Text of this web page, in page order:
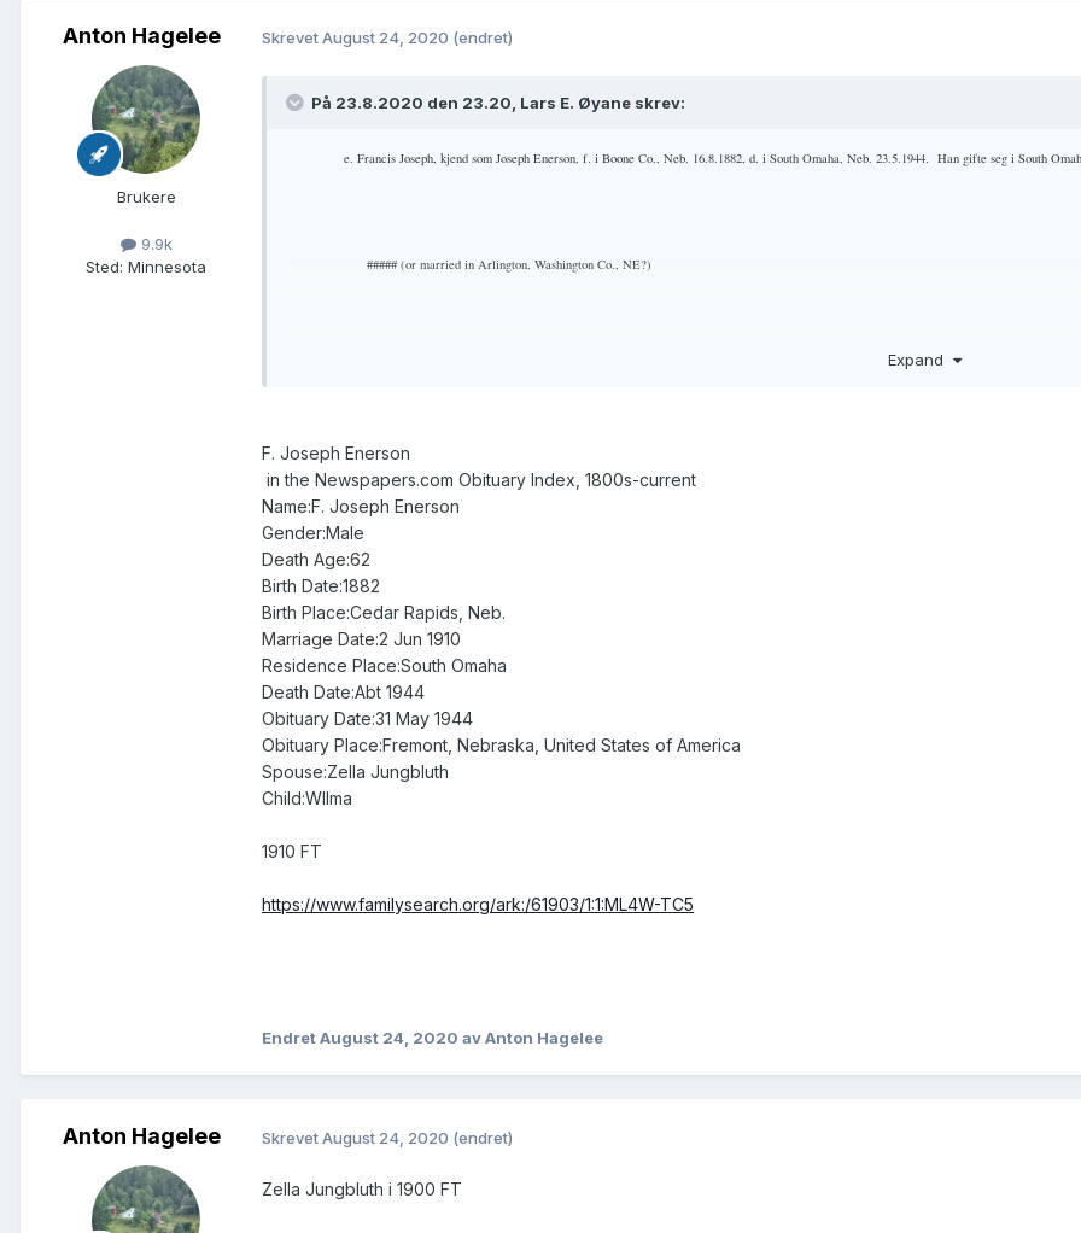
Anton Hagelee
Brukere
9.9k
Sted: Minnesota
SkrevetAugust 24, 2020 (endret)
På 23.8.2020 den 23.20, Lars E. Øyane skrev:
e. Francis Joseph, kjend som Joseph Enerson, f. i Boone Co., Neb. 16.8.1882, d. i South Omaha, Neb. 23.5.1944. Han gifte seg i South
##### (or married in Arlington, Washington Co., NE?)
##### (middle name?)
kjend som Zella Jungbluth, f. i Washington Co., Neb. 17.5.1886.
barnlause, men adopterte to born.
Expand
F. Joseph Enerson
in the Newspapers.com Obituary Index, 1800s-current
Name:F. Joseph Enerson
Gender:Male
Death Age:62
Birth Date:1882
Birth Place:Cedar Rapids, Neb.
Marriage Date:2 Jun 1910
Residence Place:South Omaha
Death Date:Abt 1944
Obituary Date:31 May 1944
Obituary Place:Fremont, Nebraska, United States of America
Spouse:Zella Jungbluth
Child:Wllma
1910 FT
https://www.familysearch.org/ark:/61903/1:1:ML4W-TC5
EndretAugust 24, 2020 av Anton Hagelee
Anton Hagelee SkrevetAugust 24, 2020 (endret)
Zella Jungbluth i 1900 FT